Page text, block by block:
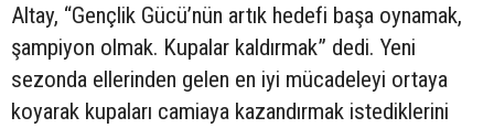
Altay, “Gençlik Gücü’nün artık hedefi başa oynamak,
şampiyon olmak. Kupalar kaldırmak” dedi. Yeni
sezonda ellerinden gelen en iyi mücadeleyi ortaya
koyarak kupaları camiaya kazandırmak istediklerini